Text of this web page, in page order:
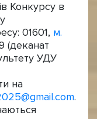
Конкурсу в
01601, м.
(деканат
УДУ
на
.